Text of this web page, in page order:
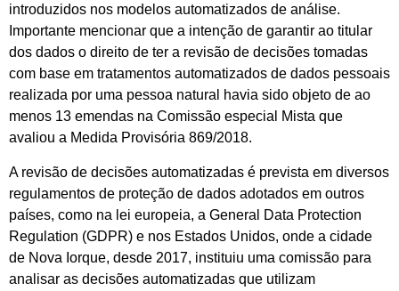
introduzidos nos modelos automatizados de análise.
Importante mencionar que a intenção de garantir ao titular
dos dados o direito de ter a revisão de decisões tomadas
com base em tratamentos automatizados de dados pessoais
realizada por uma pessoa natural havia sido objeto de ao
menos 13 emendas na Comissão especial Mista que
avaliou a Medida Provisória 869/2018.
A revisão de decisões automatizadas é prevista em diversos
regulamentos de proteção de dados adotados em outros
países, como na lei europeia, a General Data Protection
Regulation (GDPR) e nos Estados Unidos, onde a cidade
de Nova Iorque, desde 2017, instituiu uma comissão para
analisar as decisões automatizadas que utilizam